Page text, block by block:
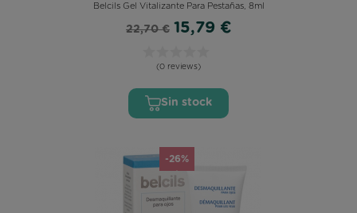
Belcils Gel Vitalizante Para Pestañas, 8ml
22,70 € 15,79 €
(0 reviews)
Sin stock
-26%